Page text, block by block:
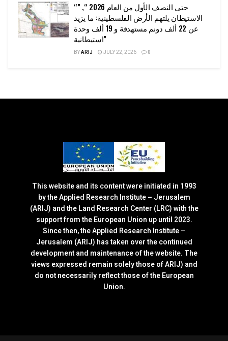
“حتى النصف الأول من العام 2026 “, ”
الاستيطان يلتهم الأرض الفلسطينية: ما يزيد
عن 22 ألف دونم مستهدفة و 19 ألف وحدة
استيطانية”
BYARIJ JULY 22, 2026 0
This website and its content were initiated in 1993
by the Applied Research Institute – Jerusalem
(ARIJ) and the Land Research Center (LRC) with the
support from the European Union up until 2023.
Since then, the Applied Research Institute –
Jerusalem (ARIJ) has taken over the continued
development and maintenance of the website. The
views expressed remain solely those of ARIJ) and
do not necessarily reflect those of the European
Union.